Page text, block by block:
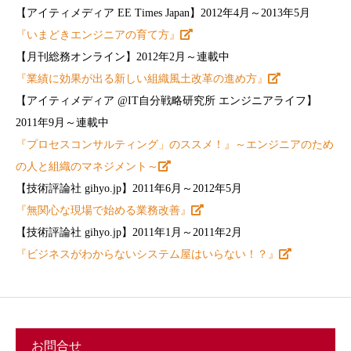
【アイティメディア EE Times Japan】2012年4月～2013年5月
『いまどきエンジニアの育て方』
【月刊総務オンライン】2012年2月～連載中
『業績に効果が出る新しい組織風土改革の進め方』
【アイティメディア @IT自分戦略研究所 エンジニアライフ】
2011年9月～連載中
『プロセスコンサルティング」のススメ！』～エンジニアのため
の人と組織のマネジメント～
【技術評論社 gihyo.jp】2011年6月～2012年5月
『無関心な現場で始める業務改善』
【技術評論社 gihyo.jp】2011年1月～2011年2月
『ビジネスがわからないシステム屋はいらない！？』
お問合せ